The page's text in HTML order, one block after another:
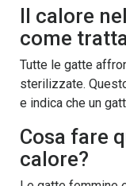
Il calore
come
Tutte le gatte
sterilizzate.
e indica che un
Cosa fare
calore?